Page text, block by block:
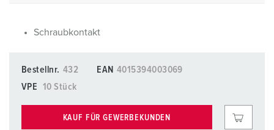
Schraubkontakt
Bestellnr. 432 EAN 4015394003069
VPE
10 Stück
KAUF FÜR GEWERBEKUNDEN